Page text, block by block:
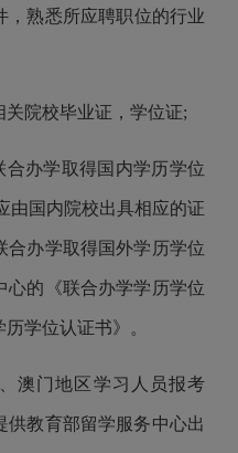
，熟悉所应聘职位的行业
关院校毕业证，学位证;
合办学取得国内学历学位
由国内院校出具相应的证
合办学取得国外学历学位
心的《联合办学学历学位
学位认证书》。
澳门地区学习人员报考
供教育部留学服务中心出